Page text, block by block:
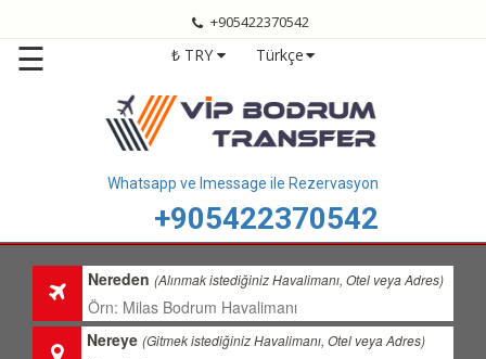
Bodrum
Transfer
Fiyatları
Transfer
Bölgelerimiz
+905422370542
☰ ₺ TRY Türkçe
Whatsapp ve Imessage ile Rezervasyon
+905422370542
Nereden(Alınmak istediğiniz Havalimanı, Otel veya Adres)
Nereye(Gitmek istediğiniz Havalimanı, Otel veya Adres)